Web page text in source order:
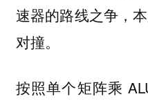
速器的路线之争，
对撞。
按照单个矩阵乘